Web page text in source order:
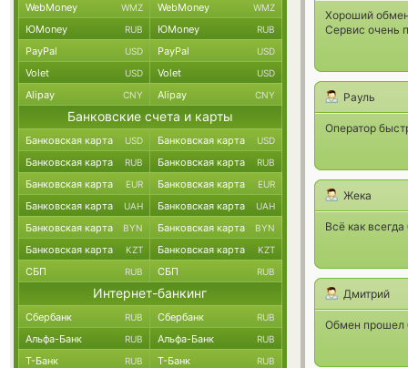
Хороший
Сервис очень
Рауль
Оператор
Жека
Всё как
Дмитрий
Обмен прошел
WebMoney WMZ WebMoney WMZ
ЮMoney RUB ЮMoney RUB
PayPal USD PayPal USD
Volet USD Volet USD
Alipay CNY Alipay CNY
Банковские счета и карты
Банковская карта USD Банковская карта USD
Банковская карта RUB Банковская карта RUB
Банковская карта EUR Банковская карта EUR
Банковская карта UAH Банковская карта UAH
Банковская карта BYN Банковская карта BYN
Банковская карта KZT Банковская карта KZT
СБП RUB СБП RUB
Интернет-банкинг
Сбербанк RUB Сбербанк RUB
Альфа-Банк RUB Альфа-Банк RUB
Т-Банк RUB Т-Банк RUB